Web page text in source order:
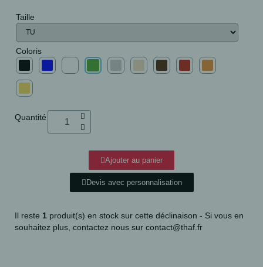
Taille
Coloris
Quantité
Ajouter au panier
Devis avec personnalisation
Il reste 1 produit(s) en stock sur cette déclinaison - Si vous en
souhaitez plus, contactez nous sur contact@thaf.fr